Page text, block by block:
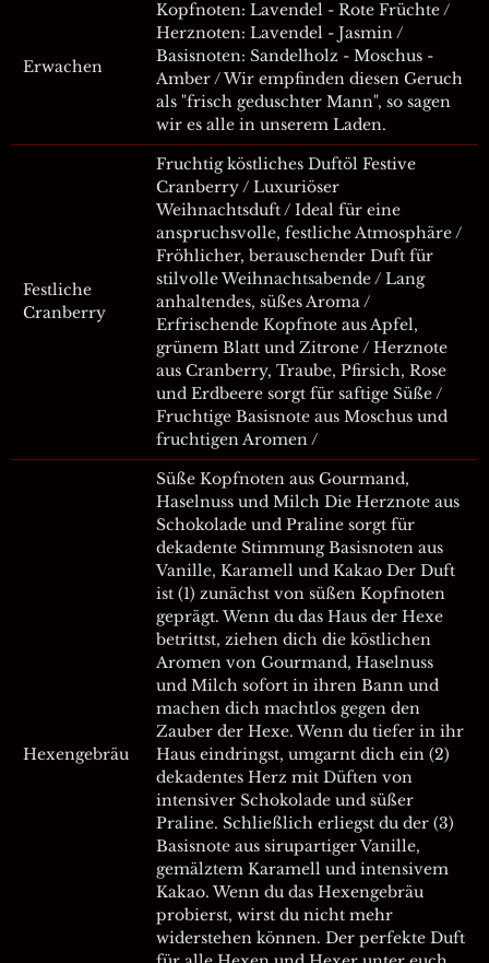
Erwachen
Kopfnoten: Lavendel - Rote Früchte /
Herznoten: Lavendel - Jasmin /
Basisnoten: Sandelholz - Moschus -
Amber / Wir empfinden diesen Geruch
als "frisch geduschter Mann", so sagen
wir es alle in unserem Laden.
Festliche
Cranberry
Fruchtig köstliches Duftöl Festive
Cranberry / Luxuriöser
Weihnachtsduft / Ideal für eine
anspruchsvolle, festliche Atmosphäre /
Fröhlicher, berauschender Duft für
stilvolle Weihnachtsabende / Lang
anhaltendes, süßes Aroma /
Erfrischende Kopfnote aus Apfel,
grünem Blatt und Zitrone / Herznote
aus Cranberry, Traube, Pfirsich, Rose
und Erdbeere sorgt für saftige Süße /
Fruchtige Basisnote aus Moschus und
fruchtigen Aromen /
Hexengebräu
Süße Kopfnoten aus Gourmand,
Haselnuss und Milch Die Herznote aus
Schokolade und Praline sorgt für
dekadente Stimmung Basisnoten aus
Vanille, Karamell und Kakao Der Duft
ist (1) zunächst von süßen Kopfnoten
geprägt. Wenn du das Haus der Hexe
betrittst, ziehen dich die köstlichen
Aromen von Gourmand, Haselnuss
und Milch sofort in ihren Bann und
machen dich machtlos gegen den
Zauber der Hexe. Wenn du tiefer in ihr
Haus eindringst, umgarnt dich ein (2)
dekadentes Herz mit Düften von
intensiver Schokolade und süßer
Praline. Schließlich erliegst du der (3)
Basisnote aus sirupartiger Vanille,
gemälztem Karamell und intensivem
Kakao. Wenn du das Hexengebräu
probierst, wirst du nicht mehr
widerstehen können. Der perfekte Duft